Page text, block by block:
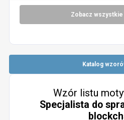
Zobacz wszystkie
Katalog
Wzór listu
Specjalista do